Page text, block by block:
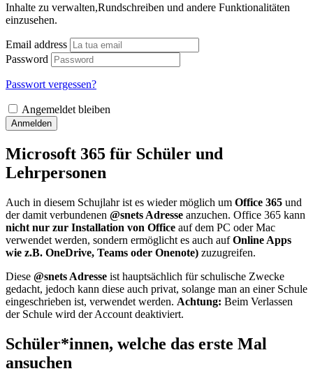
Inhalte zu verwalten,Rundschreiben und andere Funktionalitäten
einzusehen.
Email address
Password
Passwort vergessen?
Angemeldet bleiben
Anmelden
Microsoft 365 für Schüler und
Lehrpersonen
Auch in diesem Schujlahr ist es wieder möglich um Office 365 und
der damit verbundenen @snets Adresse anzuchen. Office 365 kann
nicht nur zur Installation von Office auf dem PC oder Mac
verwendet werden, sondern ermöglicht es auch aufOnline Apps
wie z.B. OneDrive, Teams oder Onenote) zuzugreifen.
Diese @snets Adresse ist hauptsächlich für schulische Zwecke
gedacht, jedoch kann diese auch privat, solange man an einer Schule
eingeschrieben ist, verwendet werden. Achtung: Beim Verlassen
der Schule wird der Account deaktiviert.
Schüler*innen, welche das erste Mal
ansuchen